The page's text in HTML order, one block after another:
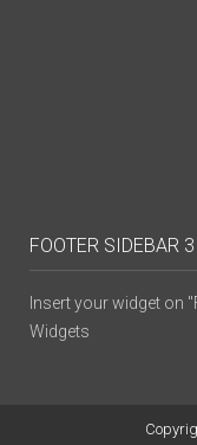
FOOTER SIDEBAR 3
Insert your widget on
Widgets